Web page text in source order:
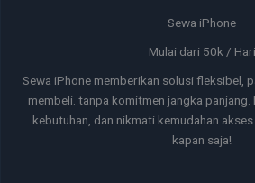
Sewa iPhone
Mulai dari 50k / Hari
Sewa iPhone memberikan solusi fleksibel,
membeli. tanpa komitmen jangka
kebutuhan, dan nikmati kemudahan
kapan saja!